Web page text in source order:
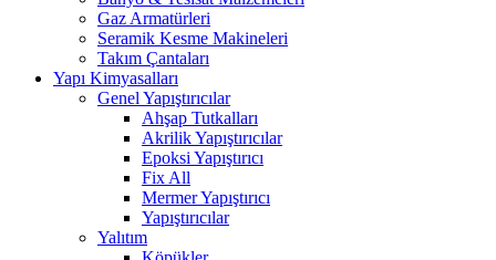
Gaz Armatürleri
Seramik Kesme Makineleri
Takım Çantaları
Yapı Kimyasalları
Genel Yapıştırıcılar
Ahşap Tutkalları
Akrilik Yapıştırıcılar
Epoksi Yapıştırıcı
Fix All
Mermer Yapıştırıcı
Yapıştırıcılar
Yalıtım